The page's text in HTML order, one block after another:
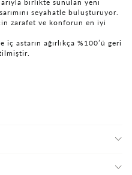
birlikte sunulan yeni
seyahatle buluşturuyor.
zarafet ve konforun en iyi
iç astarın ağırlıkça %100’ü geri